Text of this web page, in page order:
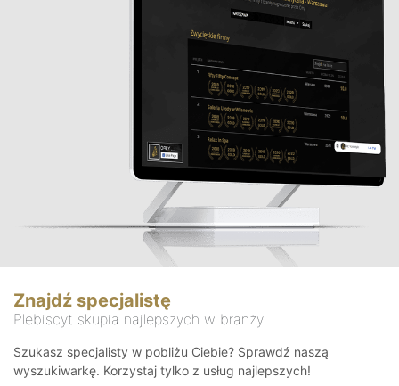
Znajdź specjalistę
Plebiscyt skupia najlepszych w branży
Szukasz specjalisty w pobliżu Ciebie? Sprawdź naszą
wyszukiwarkę. Korzystaj tylko z usług najlepszych!